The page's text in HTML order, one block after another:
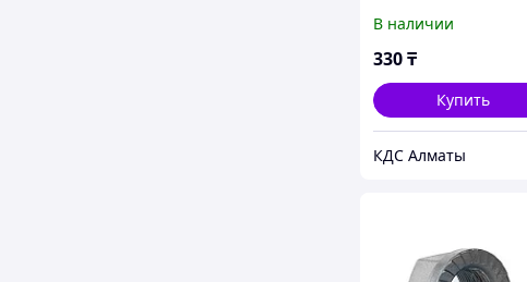
В наличии
330₸
Купить
КДС Алматы